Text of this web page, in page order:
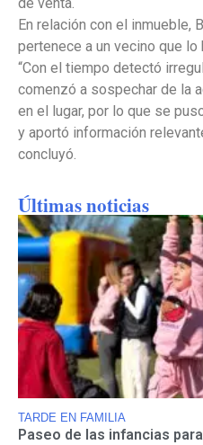
En relación con el inmueble,
pertenece a un vecino que
“Con el tiempo detectó
comenzó a sospechar de la
en el lugar, por lo que se
y aportó información
concluyó.
Últimas noticias
TARDE EN FAMILIA
Paseo de las infancias